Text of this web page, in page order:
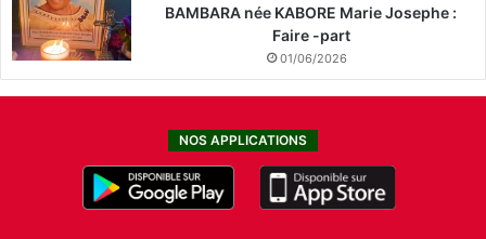
BAMBARA née KABORE Marie Josephe :
Faire -part
01/06/2026
NOS APPLICATIONS